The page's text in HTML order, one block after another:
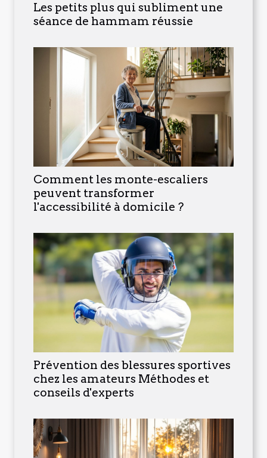
Les petits plus qui subliment une
séance de hammam réussie
Comment les monte-escaliers
peuvent transformer
l'accessibilité à domicile ?
Prévention des blessures sportives
chez les amateurs Méthodes et
conseils d'experts